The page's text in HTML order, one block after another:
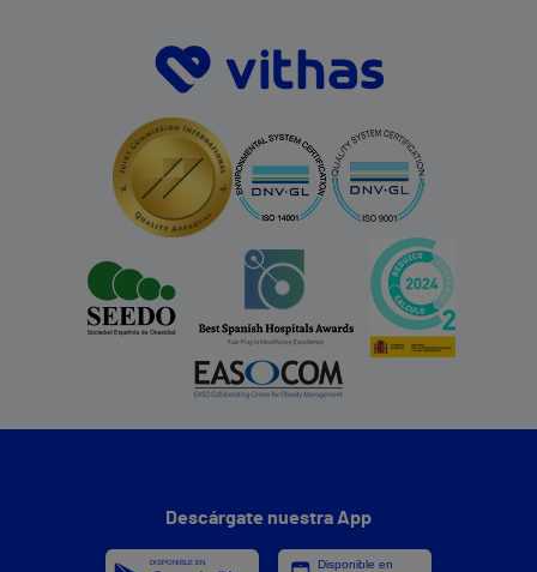
Descárgate nuestra App